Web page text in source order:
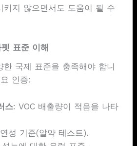
키지 않으면서도 도움이 될 수
표준 이해
한 국제 표준을 충족해야 합니
인증:
스: VOC 배출량이 적음을 나타
성 기준(알약 테스트).